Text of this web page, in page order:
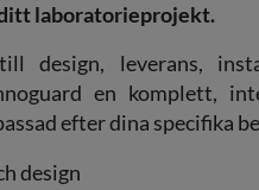
laboratorieprojekt.
design, leverans,
en komplett,
efter dina specifika
design